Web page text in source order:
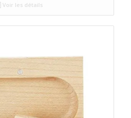
Voir les détails